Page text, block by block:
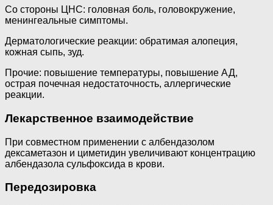
Со стороны ЦНС: головная боль, головокружение,
менингеальные симптомы.
Дерматологические реакции: обратимая алопеция,
кожная сыпь, зуд.
Прочие: повышение температуры, повышение АД,
острая почечная недостаточность, аллергические
реакции.
Лекарственное взаимодействие
При совместном применении с албендазолом
дексаметазон и циметидин увеличивают концентрацию
албендазола сульфоксида в крови.
Передозировка